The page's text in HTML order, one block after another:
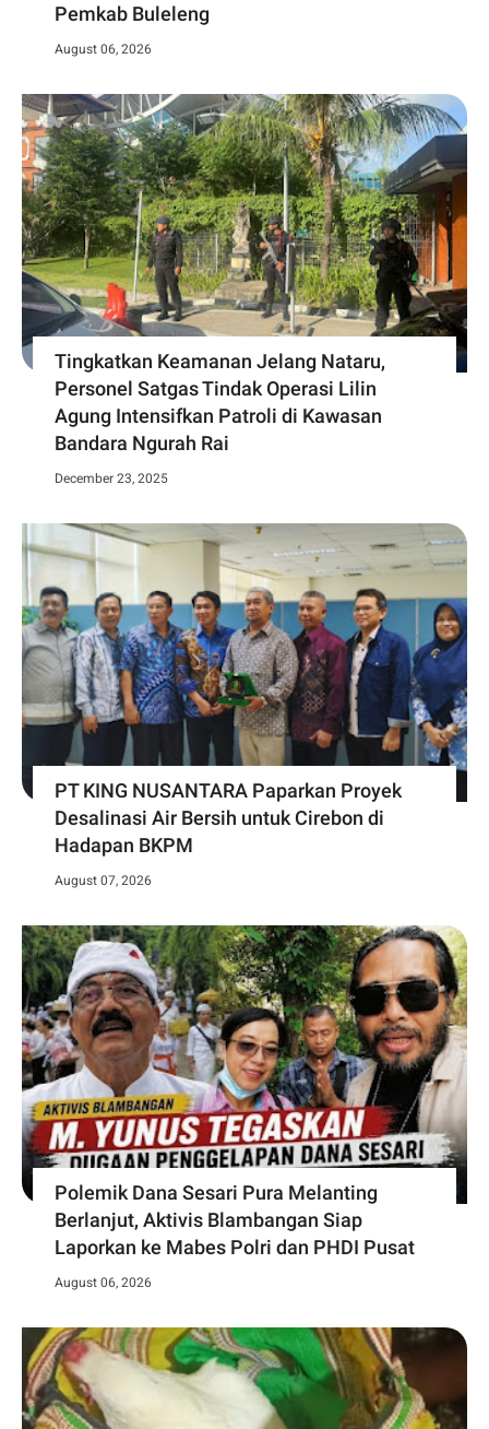
Pemkab Buleleng
August 06, 2026
Tingkatkan Keamanan Jelang Nataru,
Personel Satgas Tindak Operasi Lilin
Agung Intensifkan Patroli di Kawasan
Bandara Ngurah Rai
December 23, 2025
PT KING NUSANTARA Paparkan Proyek
Desalinasi Air Bersih untuk Cirebon di
Hadapan BKPM
August 07, 2026
Polemik Dana Sesari Pura Melanting
Berlanjut, Aktivis Blambangan Siap
Laporkan ke Mabes Polri dan PHDI Pusat
August 06, 2026